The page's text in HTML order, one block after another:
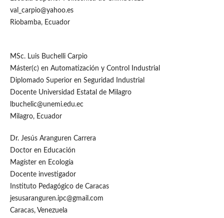
val_carpio@yahoo.es
Riobamba, Ecuador
MSc. Luis Buchelli Carpio
Máster(c) en Automatización y Control Industrial
Diplomado Superior en Seguridad Industrial
Docente Universidad Estatal de Milagro
lbuchelic@unemi.edu.ec
Milagro, Ecuador
Dr. Jesús Aranguren Carrera
Doctor en Educación
Magíster en Ecología
Docente investigador
Instituto Pedagógico de Caracas
jesusaranguren.ipc@gmail.com
Caracas, Venezuela